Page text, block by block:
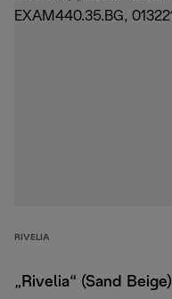
RIVELIA
„Rivelia“ (Sand Beige)